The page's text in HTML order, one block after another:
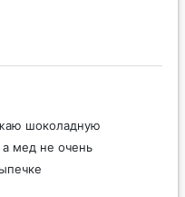
шоколадную
мед не очень